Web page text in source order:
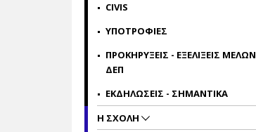
CIVIS
ΥΠΟΤΡΟΦΙΕΣ
ΠΡΟΚΗΡΥΞΕΙΣ - ΕΞΕΛΙΞΕΙΣ ΜΕΛΩΝ
ΔΕΠ
ΕΚΔΗΛΩΣΕΙΣ - ΣΗΜΑΝΤΙΚΑ
Η ΣΧΟΛΗ